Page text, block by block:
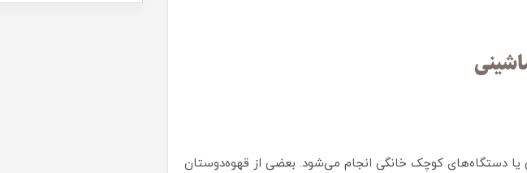
دستگاه‌های کوچک خانگی انجام می‌شود. بعضی از قهوه‌دوستان